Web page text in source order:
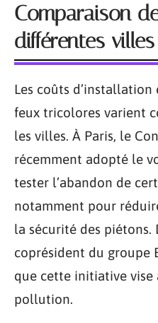
Comparaison
différentes villes
Les coûts
feux tricolores varient
les villes. À Paris, le
récemment adopté le
tester l’abandon de
notamment pour
la sécurité des piétons.
coprésident du groupe
que cette initiative vise
pollution.